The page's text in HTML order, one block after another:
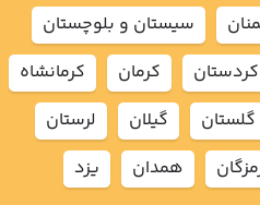
سيستان و بلوچستان
كردستان كرمان
كرمانشاه
گلستان گيلان
لرستان
همدان يزد